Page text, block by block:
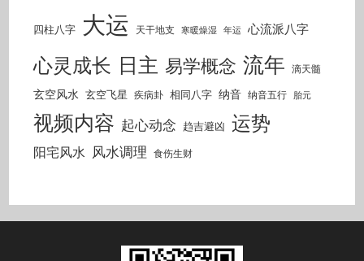
四柱八字 大运 天干地支 寒暖燥湿 年运 心流派八字
心灵成长 日主 易学概念 流年 滴天髓
玄空风水 玄空飞星 疾病卦 相同八字 纳音 纳音五行 胎元
视频内容 起心动念 趋吉避凶 运势
阳宅风水 风水调理 食伤生财